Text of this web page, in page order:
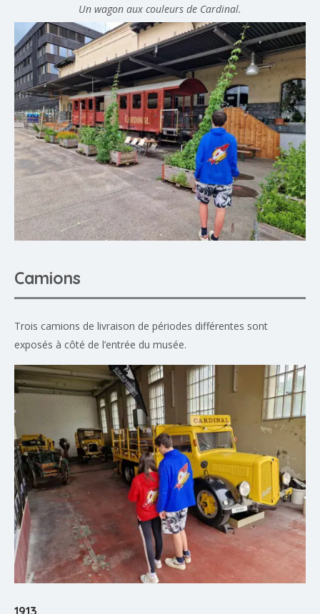
Un wagon aux couleurs de Cardinal.
Camions
Trois camions de livraison de périodes différentes sont
exposés à côté de l’entrée du musée.
1913